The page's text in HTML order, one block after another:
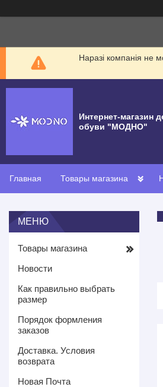
Наразі компанія не
Интернет-магазин
обуви "МОДНО"
Главная Товары магазина
Товары магазина
Новости
Как правильно выбрать
размер
Порядок формления
заказов
Доставка. Условия
возврата
Новая Почта